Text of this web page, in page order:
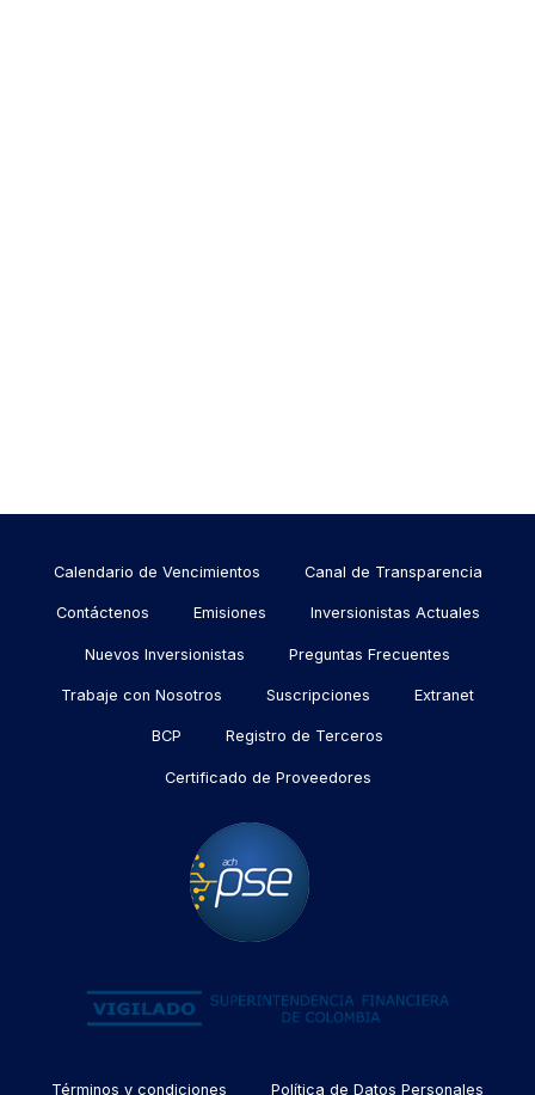
Menu
footer
Calendario de Vencimientos Canal de Transparencia
Contáctenos Emisiones Inversionistas Actuales
Nuevos Inversionistas Preguntas Frecuentes
Trabaje con Nosotros Suscripciones Extranet
BCP Registro de Terceros
Certificado de Proveedores
MenuTérminos y condiciones Política de Datos Personales